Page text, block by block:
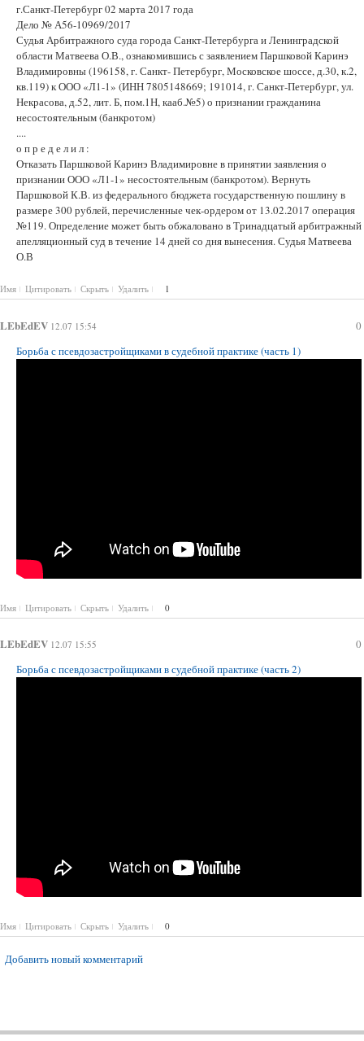
г.Санкт-Петербург 02 марта 2017 года
Дело № А56-10969/2017
Судья Арбитражного суда города Санкт-Петербурга и Ленинградской
области Матвеева О.В., ознакомившись с заявлением Паршковой Каринэ
Владимировны (196158, г. Санкт- Петербург, Московское шоссе, д.30, к.2,
кв.119) к ООО «Л1-1» (ИНН 7805148669; 191014, г. Санкт-Петербург, ул.
Некрасова, д.52, лит. Б, пом.1Н, кааб.№5) о признании гражданина
несостоятельным (банкротом)
....
о п р е д е л и л :
Отказать Паршковой Каринэ Владимировне в принятии заявления о
признании ООО «Л1-1» несостоятельным (банкротом). Вернуть
Паршковой К.В. из федерального бюджета государственную пошлину в
размере 300 рублей, перечисленные чек-ордером от 13.02.2017 операция
№119. Определение может быть обжаловано в Тринадцатый арбитражный
апелляционный суд в течение 14 дней со дня вынесения. Судья Матвеева
О.В
Имя Цитировать Скрыть Удалить 1
0
LEbEdEV 12.07 15:54
Борьба с псевдозастройщиками в судебной практике (часть 1)
Имя Цитировать Скрыть Удалить 0
0
LEbEdEV 12.07 15:55
Борьба с псевдозастройщиками в судебной практике (часть 2)
Имя Цитировать Скрыть Удалить 0
Добавить новый комментарий